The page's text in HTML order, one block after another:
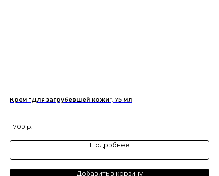
Крем "Для загрубевшей кожи", 75 мл
1 700 р.
Подробнее
Добавить в корзину